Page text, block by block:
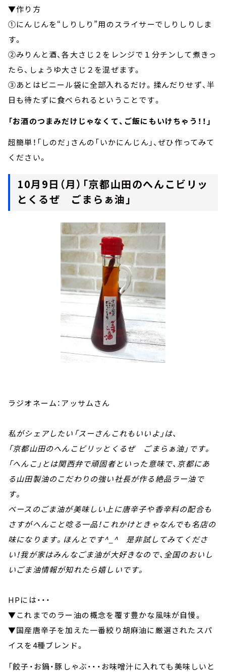
▼作り方
①にんじんを“しりしり”用のスライサーでしりしりしま
す。
②みりんと酒、各大さじ２をレンジで１分チンして煮きっ
たら、しょうゆ大さじ２を混ぜます。
③あとはビニール袋に全部入れるだけ。揉んだりせず、半
日も待たずに食べられるということです。
「お酒のつまみだけじゃなくて、ご飯にもいけちゃう！！」
超簡単！「しのだ」さんの「いかにんじん」、ぜひ作ってみて
ください。
10月9日（月）「京都山田のへんこビリッ
とくるぜ ごまらぁ油」
ラジオネーム：アッサムさん
私がシェアしたい「スーさんこれもいいよ」は、
「京都山田のへんこビリッとくるぜ ごまらぁ油」です。
「へんこ」とは関西弁で頑固者といった意味で、京都にあ
る山田製油のこだわりの強い社長が作る絶品ラー油で
す。
ベースのごま油が美味しい上に唐辛子や香辛料の配合も
さすがへんこと唸る一品！これかけときゃなんでも名店の
味になります。ほんとです^_^ 是非試してみてくださ
い！我が家はみんなごま油が大好きなので、全国のおいし
いごま油情報が知れたら嬉しいです。
HPには・・・
▼これまでのラー油の概念を覆す豊かな風味が自慢。
▼国産唐辛子を加えた一番絞り胡麻油に厳選されたスパ
イスを4種ブレンド。
「餃子・お鍋・豚しゃぶ・・・お味噌汁に入れても美味しいと